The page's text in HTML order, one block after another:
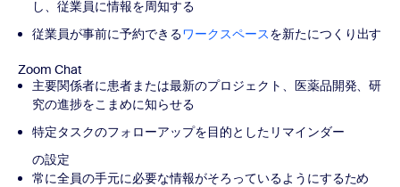
し、従業員に情報を周知する
従業員が事前に予約できるワークスペースを新たにつくり出す
Zoom Chat
主要関係者に患者または最新のプロジェクト、医薬品開発、研
究の進捗をこまめに知らせる
特定タスクのフォローアップを目的とした リマインダー
の設定
常に全員の手元に必要な情報がそろっているようにするため